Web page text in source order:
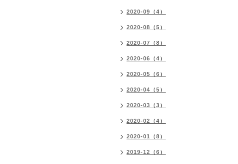
2020-09（4）
2020-08（5）
2020-07（8）
2020-06（4）
2020-05（6）
2020-04（5）
2020-03（3）
2020-02（4）
2020-01（8）
2019-12（6）